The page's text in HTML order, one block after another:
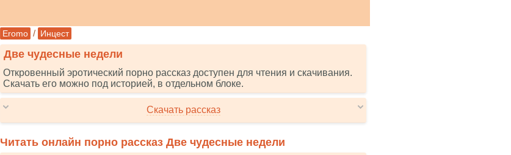
Eromo / Инцест
Две чудесные недели
Откровенный эротический порно рассказ доступен для чтения и скачивания.
Скачать его можно под историей, в отдельном блоке.
Скачать рассказ
Читать онлайн порно рассказ Две чудесные недели